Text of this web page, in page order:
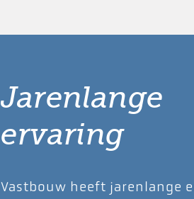
Jarenlange
ervaring
Vastbouw heeft jarenlange